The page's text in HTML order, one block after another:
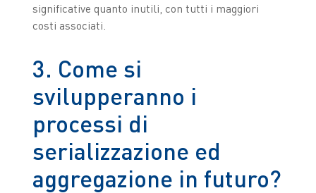
significative quanto inutili, con tutti i maggiori
costi associati.
3. Come si
svilupperanno i
processi di
serializzazione ed
aggregazione in futuro?